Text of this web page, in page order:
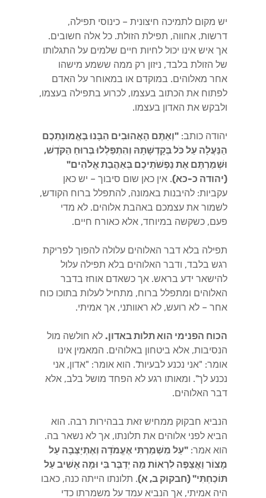
יש מקום לתמיכה חיצונית – כינוסי תפילה,
דרשות, אחווה, תפילת הזולת. כל אלה חשובים.
אך איש אינו יכול לחיות חיים שלמים על התגלותו
של הזולת בלבד, ניזון רק ממה ששמע מישהו
אחר מאלוהים. במוקדם או במאוחר על האדם
לפתוח את הכתוב בעצמו, לכרוע בתפילה בעצמו,
ולבקש את האדון בעצמו.
יהודה כותב: "וְאַתֶּם הָאֲהוּבִים הִבָּנוּ בֶּאֱמוּנַתְכֶם
הַנַּעֲלָה עַל כֹּל בְּקָדְשָׁתָהּ וְהִתְפַּלְלוּ בְּרוּחַ הַקֹּדֶשׁ,
וּשְׁמַרְתֶּם אֶת נַפְשֹׁתֵיכֶם בְּאַהֲבַת אֱלֹהִים"
(יהודה כ-כא). אין כאן שום סיבוך – יש כאן
עקביות: להיבנות באמונה, להתפלל ברוח הקודש,
לשמור את עצמכם באהבת אלוהים. לא מדי
פעם, כשקשה במיוחד, אלא כאורח חיים.
תפילה בלא דבר האלוהים עלולה להפוך לפריקת
רגש בלבד, ודבר האלוהים בלא תפילה עלול
להישאר ידע בראש. אך כשאדם אוחז בדבר
האלוהים ומתפלל ברוח, מתחיל לעלות בתוכו כוח
אחר – לא רועש, לא ראוותני, אך אמיתי.
הכוח הפנימי הוא תלות באדון. לא חולשה מול
הנסיבות, אלא ביטחון באלוהים. המאמין אינו
אומר: "אני נכנע לבעיות". הוא אומר: "אדון, אני
נכנע לך". ומאותו רגע לא הפחד מושל בלב, אלא
דבר האלוהים.
הנביא חבקוק ממחיש זאת בבהירות רבה. הוא
הביא לפני אלוהים את תלונתו, אך לא נשאר בה.
הוא אמר: "עַל מִשְׁמַרְתִּי אֶעֱמֹדָה וְאֶתְיַצְּבָה עַל
מָצוֹר וַאֲצַפֶּה לִרְאוֹת מַה יְדַבֶּר בִּי וּמָה אָשִׁיב עַל
תּוֹכַחְתִּי" (חבקוק ב, א). תלונתו הייתה כנה, כאבו
היה אמיתי, אך הנביא עמד על משמרתו כדי